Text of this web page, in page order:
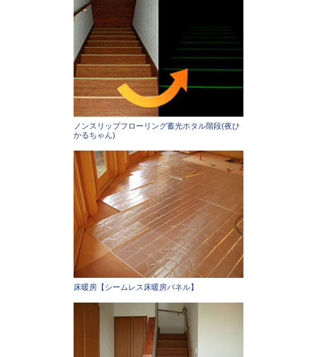
ノンスリップフローリング蓄光ホタル階段(夜ひ
かるちゃん)
床暖房【シームレス床暖房パネル】